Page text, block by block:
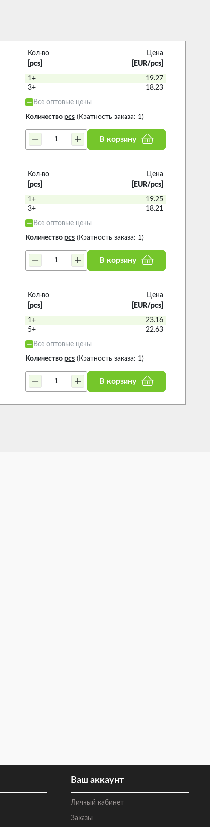
Кол-во
[pcs]
Цена
[EUR/pcs]
1+
19.27
3+
18.23
Все оптовые цены
Количество pcs (Кратность заказа: 1)
В корзину
Кол-во
[pcs]
Цена
[EUR/pcs]
1+
19.25
3+
18.21
Все оптовые цены
Количество pcs (Кратность заказа: 1)
В корзину
Кол-во
[pcs]
Цена
[EUR/pcs]
1+
23.16
5+
22.63
Все оптовые цены
Количество pcs (Кратность заказа: 1)
В корзину
Ваш аккаунт
Личный кабинет
Заказы